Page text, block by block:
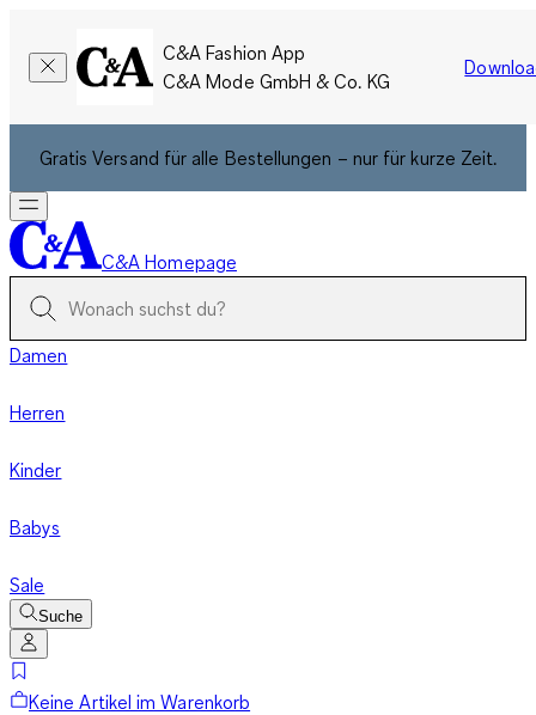
C&A Fashion App
C&A Mode GmbH & Co. KG
Gratis Versand für alle Bestellungen – nur für kurze Zeit.
C&A Homepage
Damen
Herren
Kinder
Babys
Sale
Suche
Keine Artikel im Warenkorb